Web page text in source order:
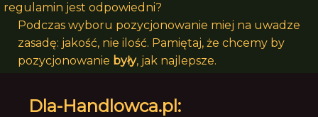
regulamin jest odpowiedni?
Podczas wyboru pozycjonowanie miej na uwadze
zasadę: jakość, nie ilość. Pamiętaj, że chcemy by
pozycjonowanie były, jak najlepsze.
Dla-Handlowca.pl: